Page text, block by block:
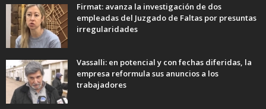
Firmat: avanza la investigación de dos
empleadas del Juzgado de Faltas por presuntas
irregularidades
Vassalli: en potencial y con fechas diferidas, la
empresa reformula sus anuncios a los
trabajadores